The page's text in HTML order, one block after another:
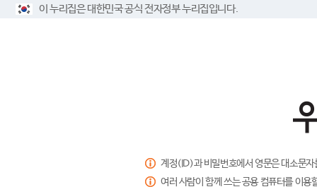
이 누리집은 대한민국 공식 전자정부 누리집입니다.
계정(ID)과 비밀번호에서 영문은 대소문
여러 사람이 함께 쓰는 공용 컴퓨터를 이